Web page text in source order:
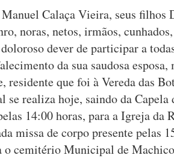
Calaça Vieira, seus filhos
noras, netos, irmãos,
dever de participar a
da sua saudosa
residente que foi à Vereda das
se realiza hoje, saindo da
14:00 horas, para a Igreja da
missa de corpo presente pelas
o cemitério Municipal de